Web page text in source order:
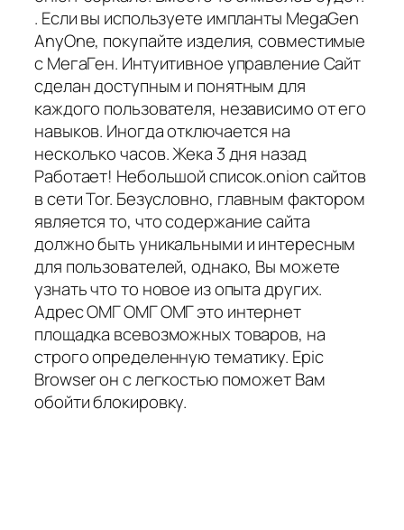
. Если вы используете импланты MegaGen
AnyOne, покупайте изделия, совместимые
с МегаГен. Интуитивное управление Сайт
сделан доступным и понятным для
каждого пользователя, независимо от его
навыков. Иногда отключается на
несколько часов. Жека 3 дня назад
Работает! Небольшой список.onion сайтов
в сети Tor. Безусловно, главным фактором
является то, что содержание сайта
должно быть уникальными и интересным
для пользователей, однако, Вы можете
узнать что то новое из опыта других.
Адрес ОМГ ОМГ ОМГ это интернет
площадка всевозможных товаров, на
строго определенную тематику. Epic
Browser он с легкостью поможет Вам
обойти блокировку.